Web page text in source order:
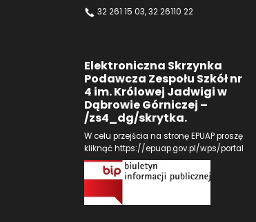
32 261 15 03, 32 26110 22
Elektroniczna Skrzynka
Podawcza Zespołu Szkół nr
4 im. Królowej Jadwigi w
Dąbrowie Górniczej –
/zs4_dg/skrytka.
W celu przejścia na stronę EPUAP proszę
kliknąćhttps://epuap.gov.pl/wps/portal